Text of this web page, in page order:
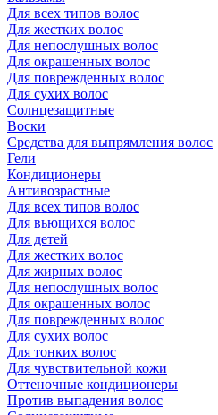
Для всех типов волос
Для жестких волос
Для непослушных волос
Для окрашенных волос
Для поврежденных волос
Для сухих волос
Солнцезащитные
Воски
Средства для выпрямления волос
Гели
Кондиционеры
Антивозрастные
Для всех типов волос
Для вьющихся волос
Для детей
Для жестких волос
Для жирных волос
Для непослушных волос
Для окрашенных волос
Для поврежденных волос
Для сухих волос
Для тонких волос
Для чувствительной кожи
Оттеночные кондиционеры
Против выпадения волос